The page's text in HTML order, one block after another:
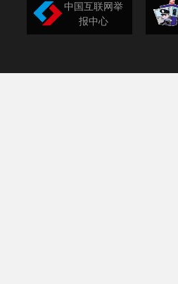
中国互联网举
报中心